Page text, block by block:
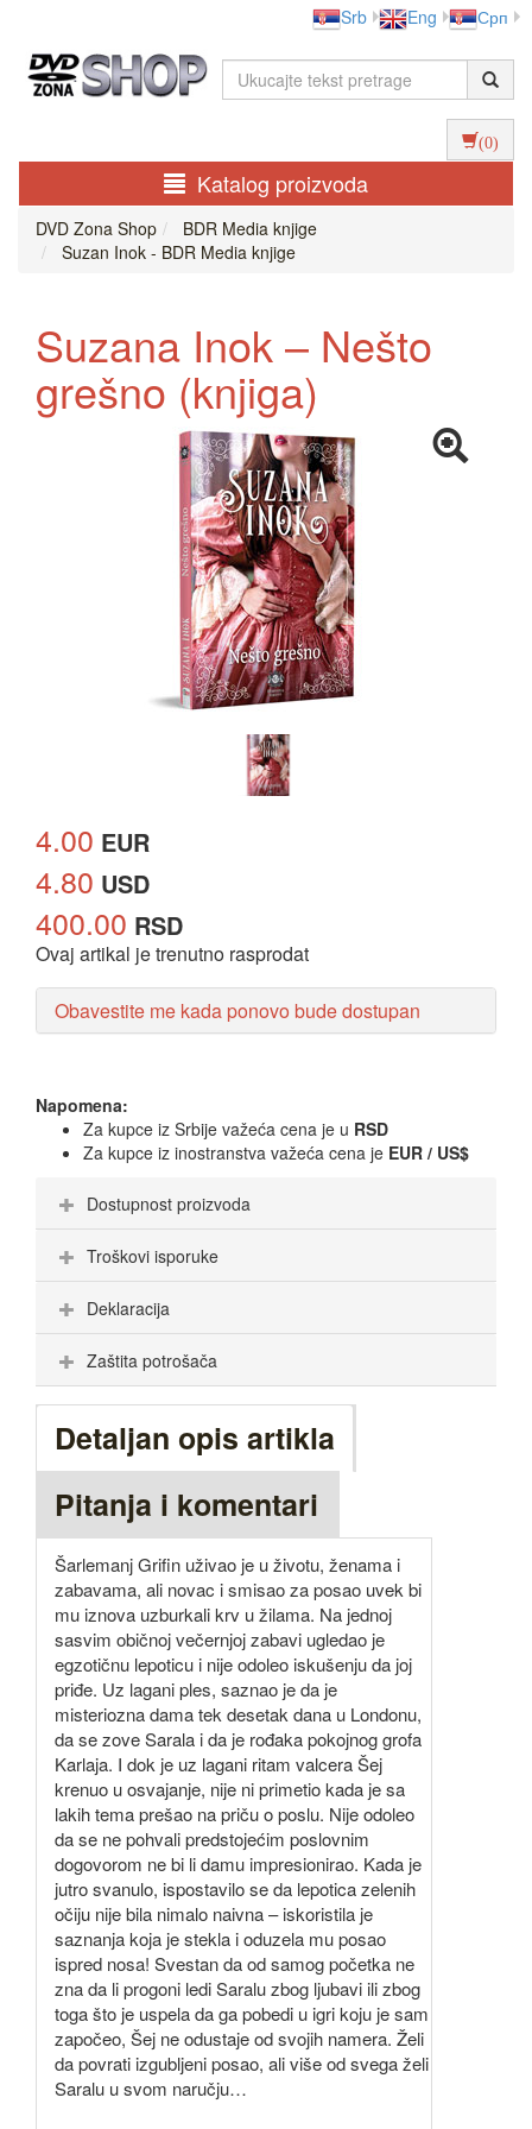
Srb Eng Срп
(0)
Katalog proizvoda
DVD Zona Shop
BDR Media knjige
Suzan Inok - BDR Media knjige
Suzana Inok – Nešto
grešno (knjiga)
4.00 EUR
4.80 USD
400.00 RSD
Ovaj artikal je trenutno rasprodat
Obavestite me kada ponovo bude dostupan
Napomena:
Za kupce iz Srbije važeća cena je u RSD
Za kupce iz inostranstva važeća cena je EUR / US$
Dostupnost proizvoda
Troškovi isporuke
Deklaracija
Zaštita potrošača
Detaljan opis artikla
Pitanja i komentari
Šarlemanj Grifin uživao je u životu, ženama i
zabavama, ali novac i smisao za posao uvek bi
mu iznova uzburkali krv u žilama. Na jednoj
sasvim običnoj večernjoj zabavi ugledao je
egzotičnu lepoticu i nije odoleo iskušenju da joj
priđe. Uz lagani ples, saznao je da je
misteriozna dama tek desetak dana u Londonu,
da se zove Sarala i da je rođaka pokojnog grofa
Karlaja. I dok je uz lagani ritam valcera Šej
krenuo u osvajanje, nije ni primetio kada je sa
lakih tema prešao na priču o poslu. Nije odoleo
da se ne pohvali predstojećim poslovnim
dogovorom ne bi li damu impresionirao. Kada je
jutro svanulo, ispostavilo se da lepotica zelenih
očiju nije bila nimalo naivna – iskoristila je
saznanja koja je stekla i oduzela mu posao
ispred nosa! Svestan da od samog početka ne
zna da li progoni ledi Saralu zbog ljubavi ili zbog
toga što je uspela da ga pobedi u igri koju je sam
započeo, Šej ne odustaje od svojih namera. Želi
da povrati izgubljeni posao, ali više od svega želi
Saralu u svom naručju…